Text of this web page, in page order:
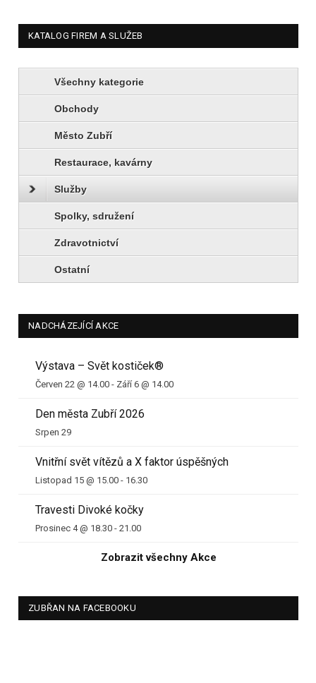
KATALOG FIREM A SLUŽEB
Všechny kategorie
Obchody
Město Zubří
Restaurace, kavárny
Služby
Spolky, sdružení
Zdravotnictví
Ostatní
NADCHÁZEJÍCÍ AKCE
Výstava – Svět kostiček®
Červen 22 @ 14.00 - Září 6 @ 14.00
Den města Zubří 2026
Srpen 29
Vnitřní svět vítězů a X faktor úspěšných
Listopad 15 @ 15.00 - 16.30
Travesti Divoké kočky
Prosinec 4 @ 18.30 - 21.00
Zobrazit všechny Akce
ZUBŘAN NA FACEBOOKU